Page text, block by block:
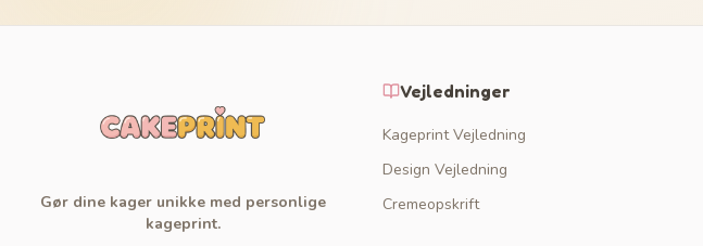
Gør dine kager unikke med personlige
kageprint.
Vejledninger
Kageprint Vejledning
Design Vejledning
Cremeopskrift